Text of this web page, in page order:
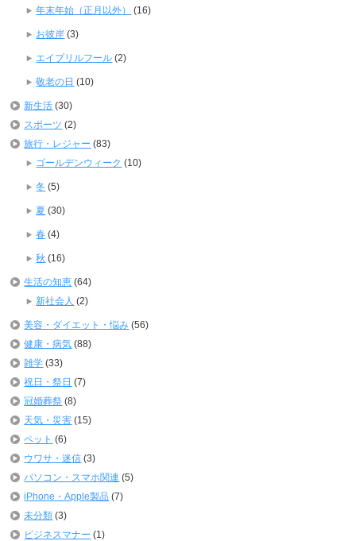
年末年始（正月以外） (16)
お彼岸 (3)
エイプリルフール (2)
敬老の日 (10)
新生活 (30)
スポーツ (2)
旅行・レジャー (83)
ゴールデンウィーク (10)
冬 (5)
夏 (30)
春 (4)
秋 (16)
生活の知恵 (64)
新社会人 (2)
美容・ダイエット・悩み (56)
健康・病気 (88)
雑学 (33)
祝日・祭日 (7)
冠婚葬祭 (8)
天気・災害 (15)
ペット (6)
ウワサ・迷信 (3)
パソコン・スマホ関連 (5)
iPhone・Apple製品 (7)
未分類 (3)
ビジネスマナー (1)